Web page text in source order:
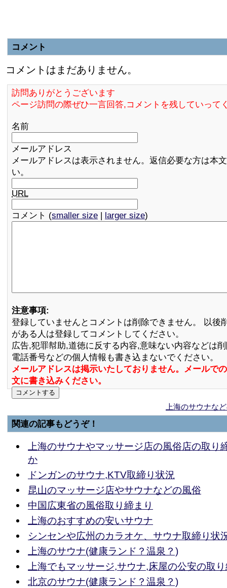
コメント
コメントはまだありません。
訪問ありがとうございます
ページ訪問の際ぜひ一言回答,コメントを残していって
名前
メールアドレス
メールアドレスは表示されません。返信必要な方は本
い。
URL
コメント (smaller size | larger size)
注意事項:
登録していませんとコメントは削除できません。 以後
がある人は登録してコメントしてください。
広告,犯罪幇助,道徳に反する内容,意味ない内容などは
電話番号などの個人情報も書き込まないでください。
メールアドレスは掲示いたしておりません。メールで
文に書き込みください。
上海のサウナな
関連の記事もどうぞ！
上海のサウナやマッサージ店の風俗店の取り
か
ドンガンのサウナ,KTV取締り状況
昆山のマッサージ店やサウナなどの風俗
中国広東省の風俗取り締まり
上海のおすすめの安いサウナ
シンセンや広州のカラオケ、サウナ取締り状
上海のサウナ(健康ランド？温泉？)
上海でもマッサージ,サウナ,床屋の公安の取
北京のサウナ(健康ランド？温泉？)